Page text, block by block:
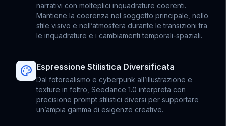
narrativi con molteplici inquadrature coerenti.
Mantiene la coerenza nel soggetto principale, nello
stile visivo e nell’atmosfera durante le transizioni tra
le inquadrature e i cambiamenti temporali-spaziali.
Espressione Stilistica Diversificata
Dal fotorealismo e cyberpunk all’illustrazione e
texture in feltro, Seedance 1.0 interpreta con
precisione prompt stilistici diversi per supportare
un’ampia gamma di esigenze creative.